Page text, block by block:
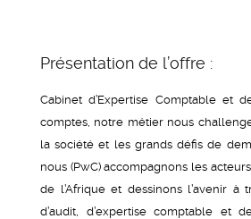
Présentation de l’offre :
Cabinet d’Expertise Comptable et
comptes, notre métier nous
la société et les grands défis de
nous (PwC) accompagnons les
de l’Afrique et dessinons l’avenir à
d’audit, d’expertise comptable et